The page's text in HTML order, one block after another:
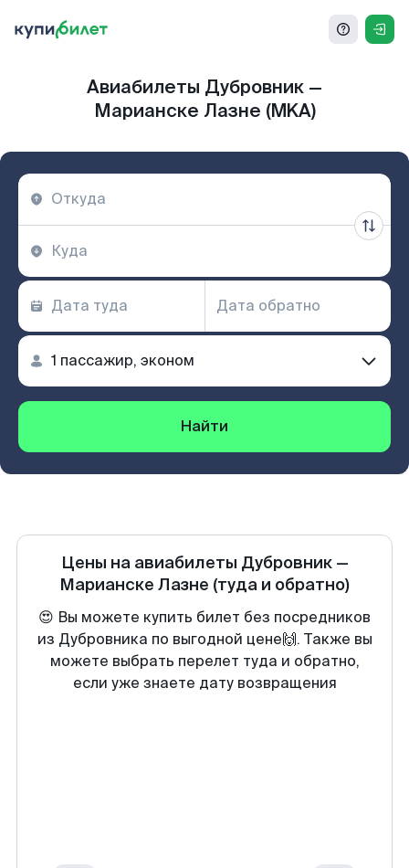
Авиабилеты Дубровник —
Марианске Лазне (MKA)
Найти
Цены на авиабилеты Дубровник—
Марианске Лазне (туда и обратно)
😍 Вы можете купить билет без посредников
из Дубровника по выгодной цене🙌. Также вы
можете выбрать перелет туда и обратно,
если уже знаете дату возвращения